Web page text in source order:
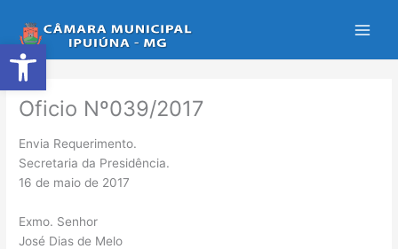
Abrir a barra de ferramentas
para
o
conteúdo
Oficio Nº039/2017
Envia Requerimento.
Secretaria da Presidência.
16 de maio de 2017
Exmo. Senhor
José Dias de Melo